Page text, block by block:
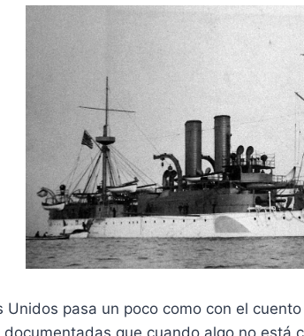
Unidos pasa un poco como con el